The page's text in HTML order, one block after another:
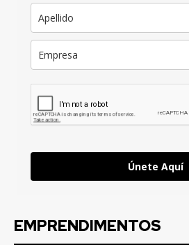
Únete Aquí
EMPRENDIMENTOS